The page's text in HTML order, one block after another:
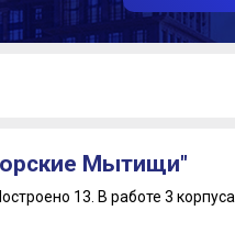
Мытищи"
13. В работе 3 корпуса